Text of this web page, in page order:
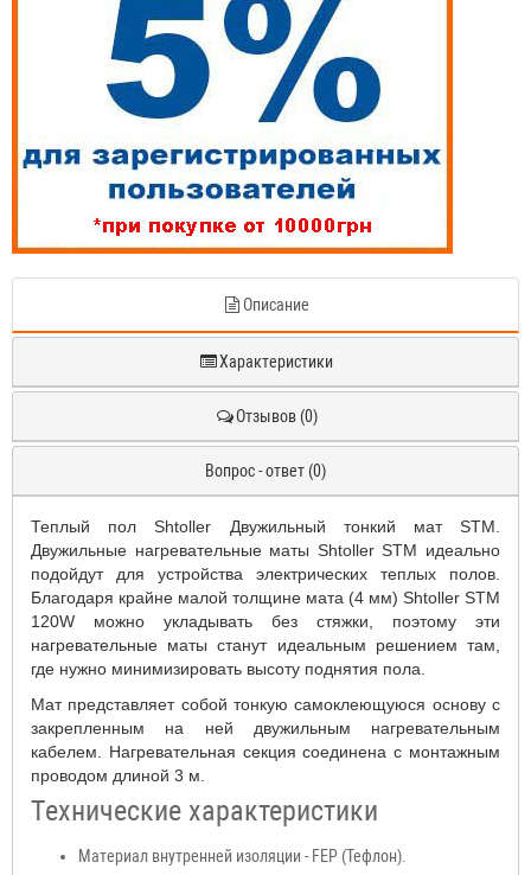
Описание
Характеристики
Отзывов (0)
Вопрос - ответ (0)
Теплый пол Shtoller Двужильный тонкий мат STM.
Двужильные нагревательные маты Shtoller STM идеально
подойдут для устройства электрических теплых полов.
Благодаря крайне малой толщине мата (4 мм) Shtoller STM
120W можно укладывать без стяжки, поэтому эти
нагревательные маты станут идеальным решением там,
где нужно минимизировать высоту поднятия пола.
Мат представляет собой тонкую самоклеющуюся основу с
закрепленным на ней двужильным нагревательным
кабелем. Нагревательная секция соединена с монтажным
проводом длиной 3 м.
Технические характеристики
Материал внутренней изоляции - FEP (Тефлон).